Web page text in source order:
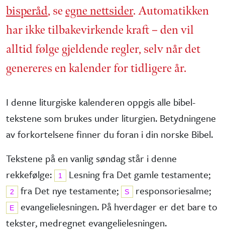
bisperåd, se egne nettsider. Automatikken
har ikke tilbake­virkende kraft – den vil
alltid følge gjeldende regler, selv når det
genereres en kalender for tidligere år.
I denne liturgiske kalenderen oppgis alle bibel­
tekstene som brukes under liturgien. Betydningene
av forkortelsene finner du foran i din norske Bibel.
Tekstene på en vanlig søndag står i denne
rekkefølge:
1 Lesning fra Det gamle testa­mente;
2 fra Det nye testa­mente; S responsorie­salme;
E
evangelie­lesningen. På hverdager er det bare to
tekster, medregnet evangelielesningen.